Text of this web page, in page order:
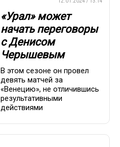
«Урал» может
начать переговоры
с Денисом
Черышевым
В этом сезоне он провел
девять матчей за
«Венецию», не отличившись
результативными
действиями